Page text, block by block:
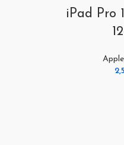
iPad Pro
Apple